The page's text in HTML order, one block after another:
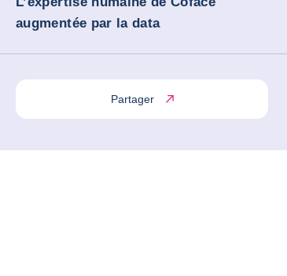
augmentée par la data
Partager